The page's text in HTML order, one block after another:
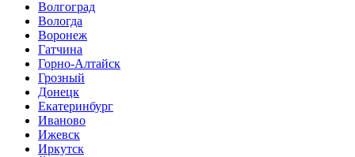
Волгоград
Вологда
Воронеж
Гатчина
Горно-Алтайск
Грозный
Донецк
Екатеринбург
Иваново
Ижевск
Иркутск